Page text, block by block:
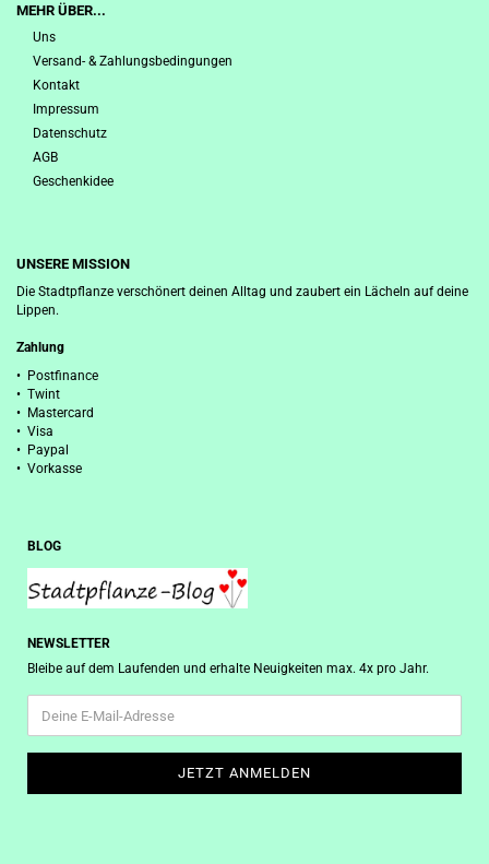
MEHR ÜBER...
Uns
Versand- & Zahlungsbedingungen
Kontakt
Impressum
Datenschutz
AGB
Geschenkidee
UNSERE MISSION
Die Stadtpflanze verschönert deinen Alltag und zaubert ein Lächeln auf deine
Lippen.
Zahlung
• Postfinance
• Twint
• Mastercard
• Visa
• Paypal
• Vorkasse
BLOG
NEWSLETTER
Bleibe auf dem Laufenden und erhalte Neuigkeiten max. 4x pro Jahr.